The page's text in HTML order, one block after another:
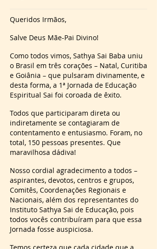
Queridos Irmãos,
Salve Deus Mãe-Pai Divino!
Como todos vimos, Sathya Sai Baba uniu
o Brasil em três corações – Natal, Curitiba
e Goiânia – que pulsaram divinamente, e
desta forma, a 1ª Jornada de Educação
Espiritual Sai foi coroada de êxito.
Todos que participaram direta ou
indiretamente se contagiaram de
contentamento e entusiasmo. Foram, no
total, 150 pessoas presentes. Que
maravilhosa dádiva!
Nosso cordial agradecimento a todos –
aspirantes, devotos, centros e grupos,
Comitês, Coordenações Regionais e
Nacionais, além dos representantes do
Instituto Sathya Sai de Educação, pois
todos vocês contribuíram para que essa
Jornada fosse auspiciosa.